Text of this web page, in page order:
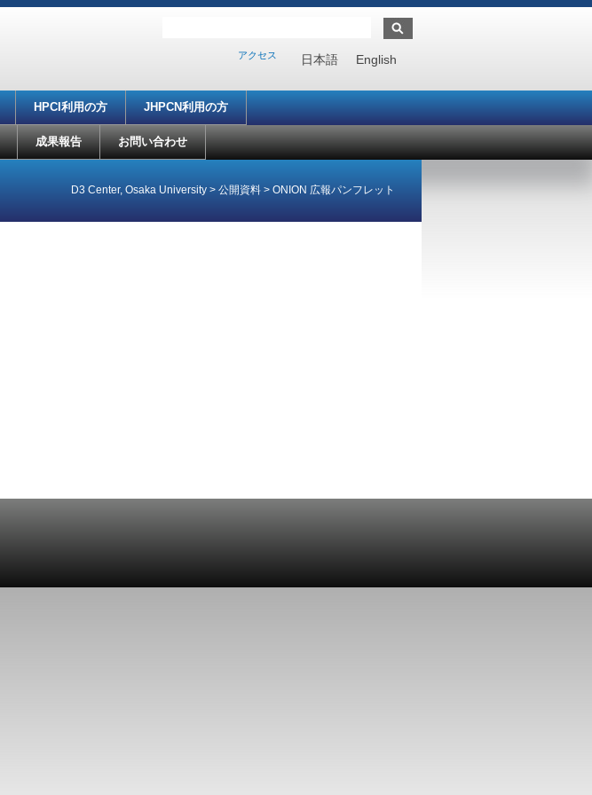
日本語 English
アクセス
HPCI利用の方 JHPCN利用の方
成果報告 お問い合わせ
D3 Center, Osaka University > 公開資料 > ONION 広報パンフレット